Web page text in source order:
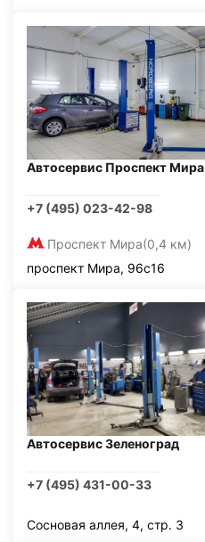
Автосервис Проспект Мира
+7 (495) 023-42-98
Проспект Мира(0,4 км)
проспект Мира, 96с16
Автосервис Зеленоград
+7 (495) 431-00-33
Сосновая аллея, 4, стр. 3